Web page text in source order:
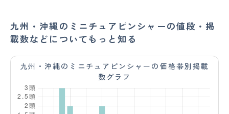
九州・沖縄のミニチュアピンシャーの値段・掲
載数などについてもっと知る
九州・沖縄のミニチュアピンシャーの価格帯別掲載
数グラフ